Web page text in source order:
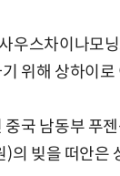
우스차이나모
위해 상하이로
중국 남동부 푸
의 빚을 떠안은